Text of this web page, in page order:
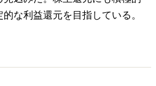
な利益還元を目指している。